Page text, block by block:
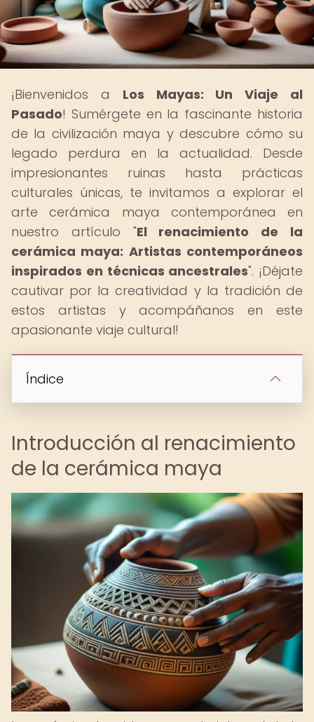
¡Bienvenidos a Los Mayas: Un Viaje al
Pasado! Sumérgete en la fascinante historia
de la civilización maya y descubre cómo su
legado perdura en la actualidad. Desde
impresionantes ruinas hasta prácticas
culturales únicas, te invitamos a explorar el
arte cerámica maya contemporánea en
nuestro artículo "El renacimiento de la
cerámica maya: Artistas contemporáneos
inspirados en técnicas ancestrales". ¡Déjate
cautivar por la creatividad y la tradición de
estos artistas y acompáñanos en este
apasionante viaje cultural!
Índice
Introducción al renacimiento
de la cerámica maya